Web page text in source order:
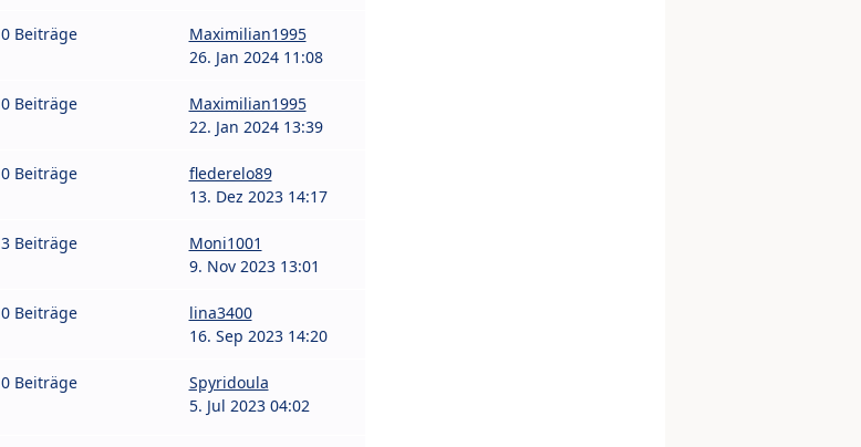
0 Beiträge
Maximilian1995
26. Jan 2024 11:08
0 Beiträge
Maximilian1995
22. Jan 2024 13:39
0 Beiträge
flederelo89
13. Dez 2023 14:17
3 Beiträge
Moni1001
9. Nov 2023 13:01
0 Beiträge
lina3400
16. Sep 2023 14:20
0 Beiträge
Spyridoula
5. Jul 2023 04:02